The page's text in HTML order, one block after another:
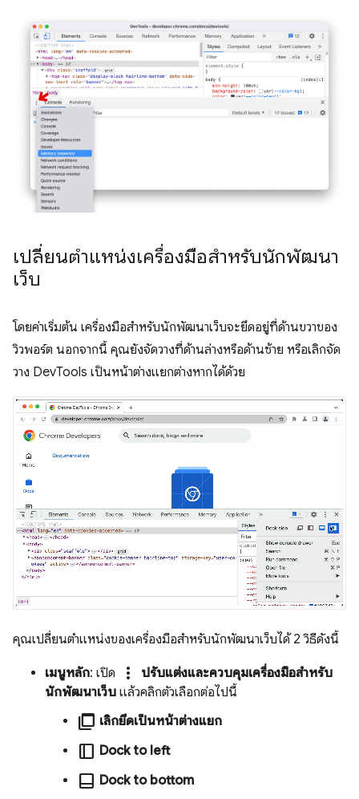
เปลี่ยนตำแหน่งเครื่องมือสำหรับนักพัฒนา
เว็บ
โดยค่าเริ่มต้น เครื่องมือสำหรับนักพัฒนาเว็บจะยึดอยู่ที่ด้านขวาของ
วิวพอร์ต นอกจากนี้ คุณยังจัดวางที่ด้านล่างหรือด้านซ้าย หรือเลิกจัด
วาง DevTools เป็นหน้าต่างแยกต่างหากได้ด้วย
คุณเปลี่ยนตำแหน่งของเครื่องมือสำหรับนักพัฒนาเว็บได้ 2 วิธีดังนี้
เมนูหลัก: เปิด more_vert
ปรับแต่งและควบคุมเครื่องมือสำหรับ
นักพัฒนาเว็บ แล้วคลิกตัวเลือกต่อไปนี้
ad_group เลิกยึดเป็นหน้าต่างแยก
dock_to_right Dock to left
dock_to_bottom Dock to bottom